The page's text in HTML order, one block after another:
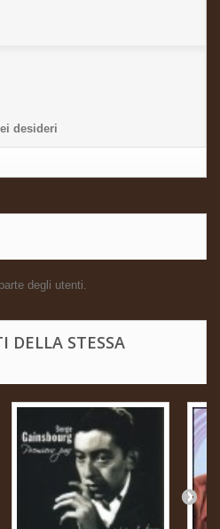
desideri
degli utenti.
DELLA STESSA